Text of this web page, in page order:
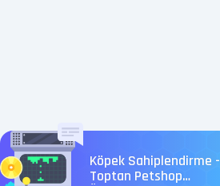
Köpek Sahiplendirme -
Toptan Petshop